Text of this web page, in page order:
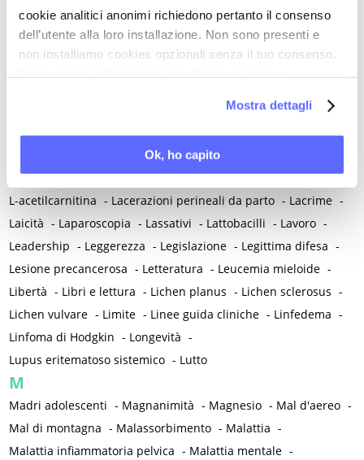
cookie analitici anonimi richiedono pertanto il consenso
dell’utente alla loro installazione. Non sono presenti e
non installiamo cookies opzionali senza il tuo consenso.
Mostra dettagli
Ok, ho capito
Iperomocisteinemia -Iperperistalsi atipica uterina -
Iperplasia endometriale -Ipertensione -
Ipotalamo
L-acetilcarnitina - Lacerazioni perineali da parto - Lacrime -
Laicità - Laparoscopia - Lassativi - Lattobacilli - Lavoro -
Leadership - Leggerezza - Legislazione - Legittima difesa -
Lesione precancerosa - Letteratura - Leucemia mieloide -
Libertà - Libri e lettura - Lichen planus - Lichen sclerosus -
Lichen vulvare - Limite - Linee guida cliniche - Linfedema -
Linfoma di Hodgkin - Longevità -
Lupus eritematoso sistemico - Lutto
M
Madri adolescenti - Magnanimità - Magnesio - Mal d'aereo -
Mal di montagna - Malassorbimento - Malattia -
Malattia infiammatoria pelvica - Malattia mentale -